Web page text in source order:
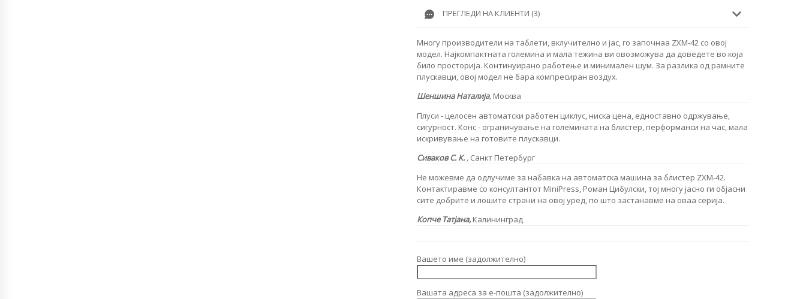
ПРЕГЛЕДИ НА КЛИЕНТИ (3)
Многу производители на таблети, вклучително и јас, го започнаа ZXM-42 со овој
модел. Најкомпактната големина и мала тежина ви овозможува да доведете во која
било просторија. Континуирано работење и минимален шум. За разлика од рамните
плускавци, овој модел не бара компресиран воздух.
Шеншина Наталија, Москва
Плуси - целосен автоматски работен циклус, ниска цена, едноставно одржување,
сигурност. Конс - ограничување на големината на блистер, перформанси на час, мала
искривување на готовите плускавци.
Сиваков С. К. , Санкт Петербург
Не можевме да одлучиме за набавка на автоматска машина за блистер ZXM-42.
Контактиравме со консултантот MiniPress, Роман Цибулски, тој многу јасно ги објасни
сите добрите и лошите страни на овој уред, по што застанавме на оваа серија.
Копче Татјана,Калининград
Вашето име (задолжително)
Вашата адреса за е-пошта (задолжително)